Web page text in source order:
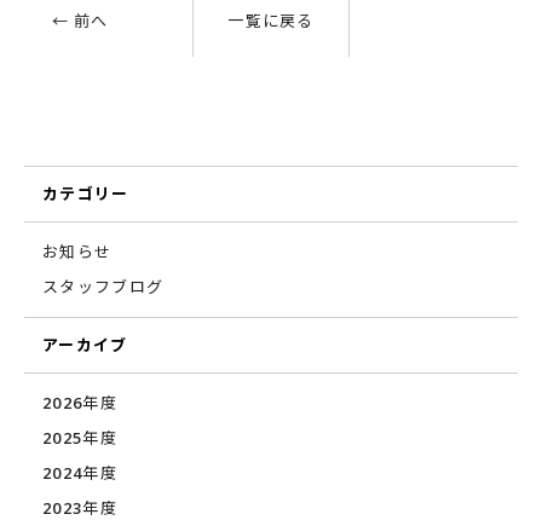
← 前へ 一覧に戻る
カテゴリー
お知らせ
スタッフブログ
アーカイブ
2026年度
2025年度
2024年度
2023年度